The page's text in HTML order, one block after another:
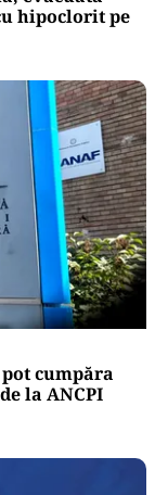
evacuată
hipoclorit pe